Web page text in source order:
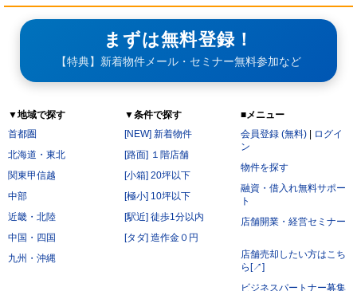
まずは無料登録！
【特典】新着物件メール・セミナー無料参加など
▼地域で探す
首都圏
北海道・東北
関東甲信越
中部
近畿・北陸
中国・四国
九州・沖縄
▼条件で探す
[NEW] 新着物件
[路面] １階店舗
[小箱] 20坪以下
[極小] 10坪以下
[駅近] 徒歩1分以内
[タダ] 造作金０円
■メニュー
会員登録 (無料) | ログイ
ン
物件を探す
融資・借入れ無料サポー
ト
店舗開業・経営セミナー
店舗売却したい方はこち
ら[↗]
ビジネスパートナー募集